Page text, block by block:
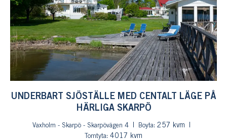
UNDERBART SJÖSTÄLLE MED CENTALT LÄGE PÅ
HÄRLIGA SKARPÖ
Vaxholm - Skarpö - Skarpövägen 4 Boyta: 257 kvm
Tomtyta: 4017 kvm